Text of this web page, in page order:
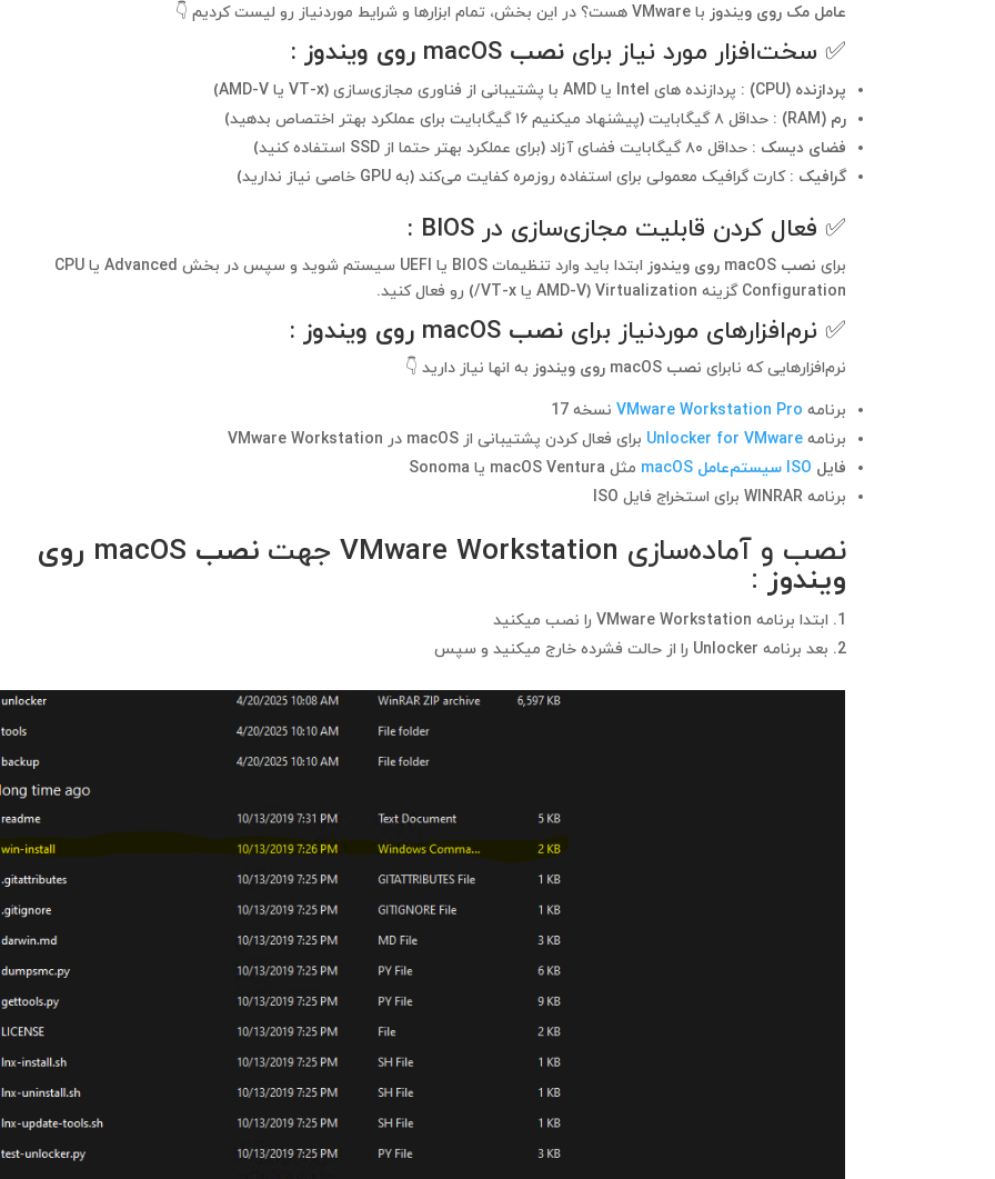
عامل مک روی ویندوز با VMware هست؟ در این بخش، تمام ابزارها و شرایط موردنیاز رو لیست کردیم 👇
✅ سخت‌افزار مورد نیاز براینصب macOS روی ویندوز :
پردازنده (CPU) :
پردازنده های Intel یا AMD با پشتیبانی از فناوری مجازی‌سازی (VT-x یا AMD-V)
رم (RAM) :
حداقل ۸ گیگابایت (پیشنهاد میکنیم ۱۶ گیگابایت برای عملکرد بهتر اختصاص بدهید)
فضای دیسک : حداقل ۸۰ گیگابایت فضای آزاد (برای عملکرد بهتر حتما از SSD استفاده کنید)
گرافیک : کارت گرافیک معمولی برای استفاده روزمره کفایت می‌کند (به GPU خاصی نیاز ندارید)
✅ فعال‌ کردن قابلیت مجازی‌سازی در BIOS :
برای نصب macOS روی ویندوز
ابتدا باید وارد تنظیمات BIOS یا UEFI سیستم شوید و سپس در بخش Advanced یا CPU
Configuration گزینه Virtualization (AMD-V یا VT-x/) رو فعال کنید.
✅ نرم‌افزارهای موردنیاز براینصب macOS روی ویندوز :
نرم‌افزارهایی که نابرای نصب macOS روی ویندوز
به انها نیاز دارید 👇
برنامه VMware Workstation Pro نسخه 17
برنامه Unlocker for VMware برای فعال کردن پشتیبانی از macOS در VMware Workstation
فایل ISO سیستم‌عامل macOS
مثل macOS Ventura یا Sonoma
برنامه WINRAR برای استخراج فایل ISO
نصب و آماده‌سازی VMware Workstation جهت نصب macOS روی
ویندوز:
ابتدا برنامه VMware Workstation را نصب میکنید
بعد برنامه Unlocker را از حالت فشرده خارج میکنید و سپس